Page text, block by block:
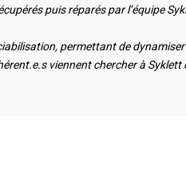
puis réparés par l’équipe
permettant de
viennent chercher à